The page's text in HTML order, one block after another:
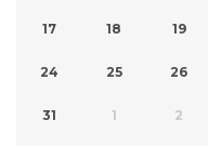
17 18 19
24 25 26
31 1 2